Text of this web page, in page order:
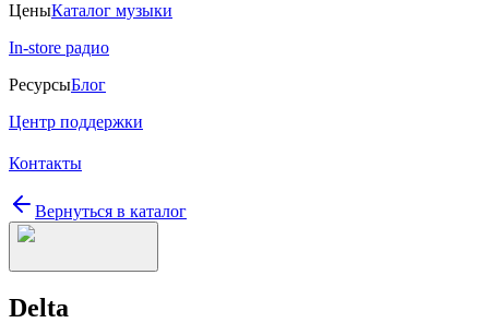
ЦеныКаталог музыки
In-store радио
РесурсыБлог
Центр поддержки
Контакты
Вернуться в каталог
Delta